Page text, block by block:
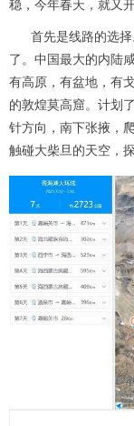
稳，今年春天，就又
首先是线路的选择
了。中国最大的内陆
有高原，有盆地，有
的敦煌莫高窟。计划
针方向，南下张掖，
触碰大柴旦的天空，